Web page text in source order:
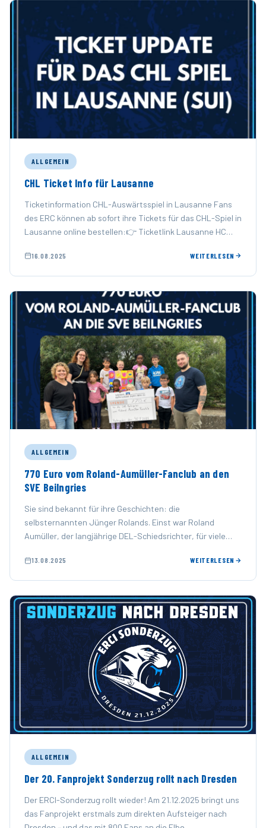
ALLGEMEIN
CHL Ticket Info für Lausanne
Ticketinformation CHL-Auswärtsspiel in Lausanne Fans
des ERC können ab sofort ihre Tickets für das CHL-Spiel in
Lausanne online bestellen:👉 Ticketlink Lausanne HC
16.08.2025 WEITERLESEN
ALLGEMEIN
770 Euro vom Roland-Aumüller-Fanclub an den
SVE Beilngries
Sie sind bekannt für ihre Geschichten: die
selbsternannten Jünger Rolands. Einst war Roland
Aumüller, der langjährige DEL-Schiedsrichter, für viele
13.08.2025 WEITERLESEN
ALLGEMEIN
Der 20. Fanprojekt Sonderzug rollt nach Dresden
Der ERCI-Sonderzug rollt wieder! Am 21.12.2025 bringt uns
das Fanprojekt erstmals zum direkten Aufsteiger nach